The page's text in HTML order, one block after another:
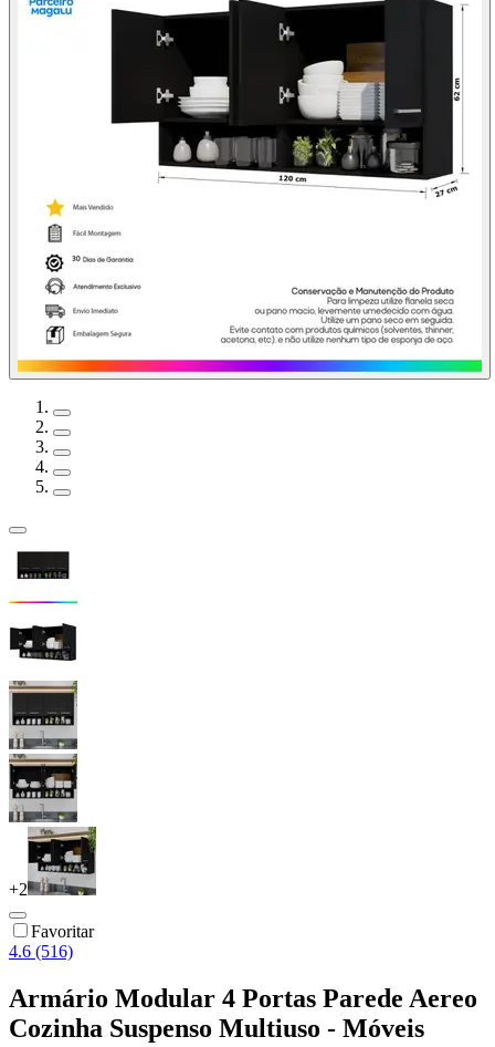
+2
Favoritar
4.6 (516)
Armário Modular 4 Portas Parede Aereo
Cozinha Suspenso Multiuso - Móveis